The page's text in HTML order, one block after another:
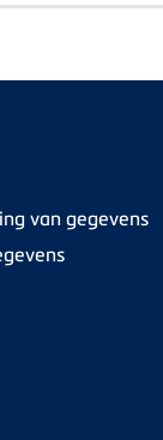
van gegevens